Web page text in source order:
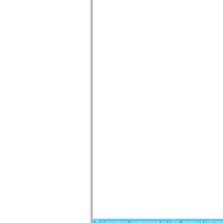
Все материалы, размещенные на сайте, являются